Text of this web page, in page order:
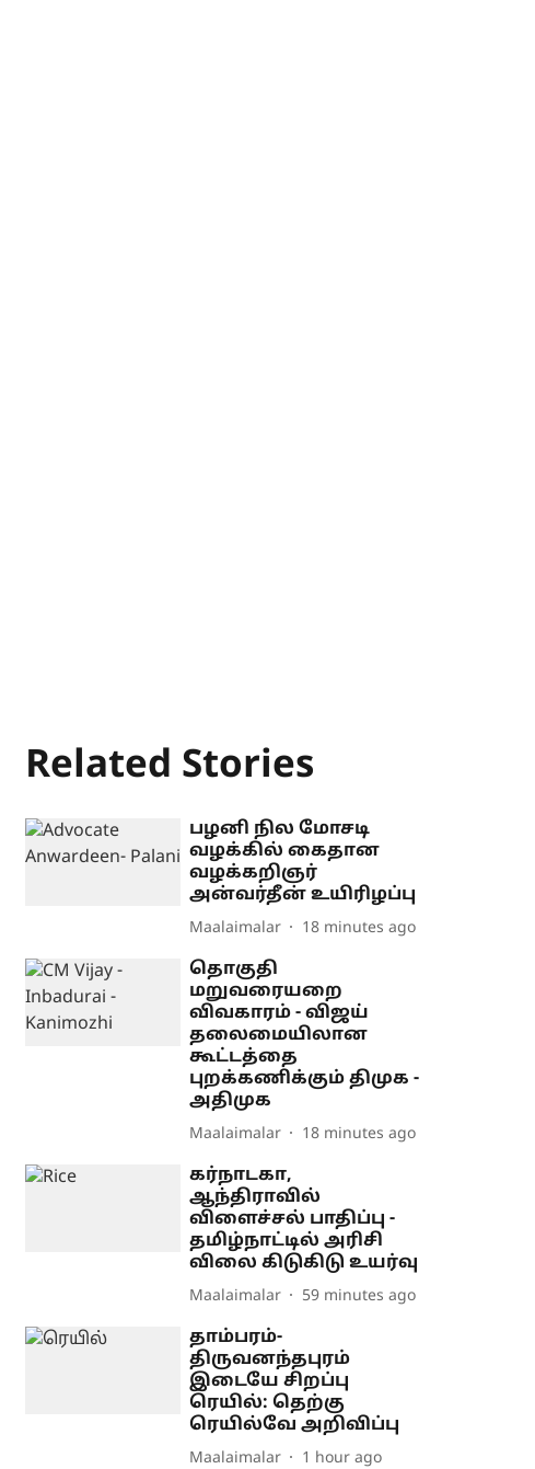
Related Stories
பழனி நில மோசடி
வழக்கில் கைதான
வழக்கறிஞர்
அன்வர்தீன் உயிரிழப்பு
Maalaimalar 18 minutes ago
தொகுதி
மறுவரையறை
விவகாரம் - விஜய்
தலைமையிலான
கூட்டத்தை
புறக்கணிக்கும் திமுக -
அதிமுக
Maalaimalar 18 minutes ago
கர்நாடகா,
ஆந்திராவில்
விளைச்சல் பாதிப்பு -
தமிழ்நாட்டில் அரிசி
விலை கிடுகிடு உயர்வு
Maalaimalar 59 minutes ago
தாம்பரம்-
திருவனந்தபுரம்
இடையே சிறப்பு
ரெயில்: தெற்கு
ரெயில்வே அறிவிப்பு
Maalaimalar 1 hour ago